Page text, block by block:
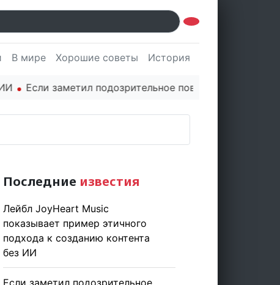
В мире Хорошие советы История
заметил подозрительное поведение в сети
Последние известия
Лейбл JoyHeart Music
показывает пример этичного
подхода к созданию контента
без ИИ
Если заметил подозрительное